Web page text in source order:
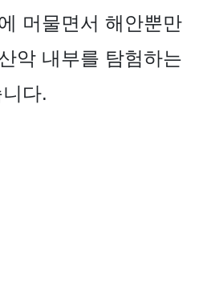
머물면서 해안뿐만
악 내부를 탐험하는
다.